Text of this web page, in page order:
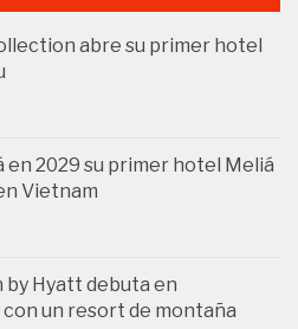
abre su primer hotel
en 2029 su primer hotel Meliá
Vietnam
by Hyatt debuta en
un resort de montaña